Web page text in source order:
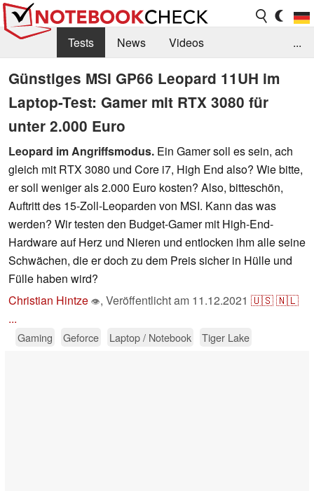
Tests News
Videos
Benchmarks & Tech
Externe Tests
Kaufberatung
Deals Suche
Jobs
Forum
...
Günstiges MSI GP66 Leopard 11UH im
Laptop-Test: Gamer mit RTX 3080 für
unter 2.000 Euro
Leopard im Angriffsmodus. Ein Gamer soll es sein, ach
gleich mit RTX 3080 und Core i7, High End also? Wie bitte,
er soll weniger als 2.000 Euro kosten? Also, bitteschön,
Auftritt des 15-Zoll-Leoparden von MSI. Kann das was
werden? Wir testen den Budget-Gamer mit High-End-
Hardware auf Herz und Nieren und entlocken ihm alle seine
Schwächen, die er doch zu dem Preis sicher in Hülle und
Fülle haben wird?
Christian Hintze 👁, Veröffentlicht am 11.12.2021 🇺🇸🇳🇱
...
Gaming Geforce Laptop / Notebook Tiger Lake